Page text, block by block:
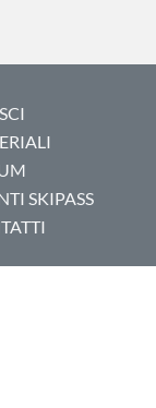
SKIPASS